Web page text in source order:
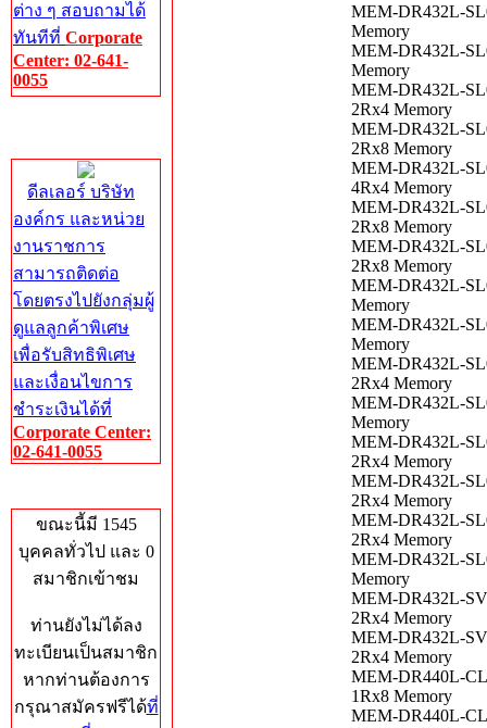
ต่าง ๆ สอบถามได้
ทันทีที่ Corporate
Center: 02-641-
0055
ดีลเลอร์ บริษัท
องค์กร และหน่วย
งานราชการ
สามารถติดต่อ
โดยตรงไปยังกลุ่มผู้
ดูแลลูกค้าพิเศษ
เพื่อรับสิทธิพิเศษ
และเงื่อนไขการ
ชำระเงินได้ที่
Corporate Center:
02-641-0055
ขณะนี้มี 1545
บุคคลทั่วไป และ 0
สมาชิกเข้าชม
ท่านยังไม่ได้ลง
ทะเบียนเป็นสมาชิก
หากท่านต้องการ
กรุณาสมัครฟรีได้ที่
MEM-DR432L-
Memory
MEM-DR432L-
Memory
MEM-DR432L-
2Rx4 Memory
MEM-DR432L-
2Rx8 Memory
MEM-DR432L-
4Rx4 Memory
MEM-DR432L-
2Rx8 Memory
MEM-DR432L-
2Rx8 Memory
MEM-DR432L-
Memory
MEM-DR432L-
Memory
MEM-DR432L-
2Rx4 Memory
MEM-DR432L-
Memory
MEM-DR432L-
2Rx4 Memory
MEM-DR432L-
2Rx4 Memory
MEM-DR432L-
2Rx4 Memory
MEM-DR432L-
Memory
MEM-DR432L-
2Rx4 Memory
MEM-DR432L-
2Rx4 Memory
MEM-DR440L-
1Rx8 Memory
MEM-DR440L-